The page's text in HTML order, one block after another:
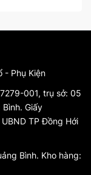
- Phụ Kiện
001, trụ sở: 05
Giấy
TP Đồng Hới
Bình. Kho hàng: